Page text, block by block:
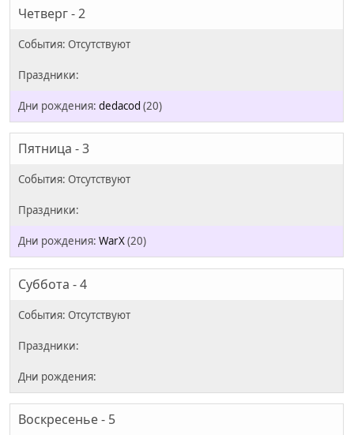
Четверг - 2
dedacod (20)
Пятница - 3
WarX(20)
Суббота - 4
Воскресенье - 5